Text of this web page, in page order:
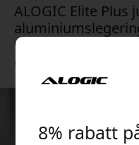
ALOGIC Elite
vinkeljustering for
datamaskiner - Sølv
8% rabatt
🎉